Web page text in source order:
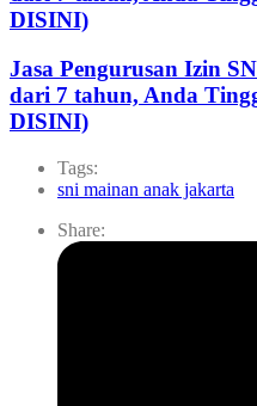
DISINI)
Jasa Pengurusan Izin
dari 7 tahun, Anda
DISINI)
Tags:
sni mainan anak jakarta
Share: